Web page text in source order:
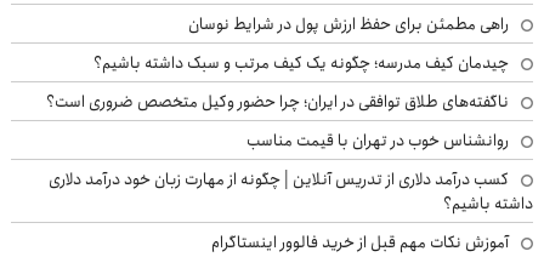
راهی مطمئن برای حفظ ارزش پول در شرایط نوسان
چیدمان کیف مدرسه؛ چگونه یک کیف مرتب و سبک داشته باشیم؟
ناگفته‌های طلاق توافقی در ایران؛ چرا حضور وکیل متخصص ضروری است؟
روانشناس خوب در تهران با قیمت مناسب
کسب درآمد دلاری از تدریس آنلاین | چگونه از مهارت زبان خود درآمد دلاری
داشته باشیم؟
آموزش نکات مهم قبل از خرید فالوور اینستاگرام